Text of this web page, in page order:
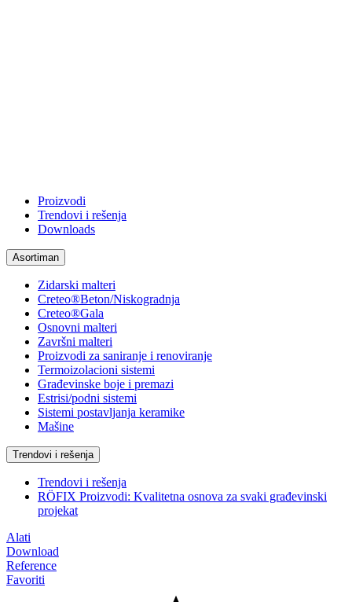
Proizvodi
Trendovi i rešenja
Downloads
Asortiman
Zidarski malteri
Creteo®Beton/Niskogradnja
Creteo®Gala
Osnovni malteri
Završni malteri
Proizvodi za saniranje i renoviranje
Termoizolacioni sistemi
Građevinske boje i premazi
Estrisi/podni sistemi
Sistemi postavljanja keramike
Mašine
Trendovi i rešenja
Trendovi i rešenja
RÖFIX Proizvodi: Kvalitetna osnova za svaki građevinski
projekat
Alati
Download
Reference
Favoriti